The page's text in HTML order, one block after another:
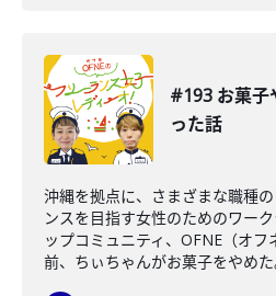
#193 お菓子
った話
沖縄を拠点に、さまざまな職種
ンスを目指す女性のためのワー
ップコミュニティ、OFNE（オフ
前、ちぃちゃんがお菓子をやめ